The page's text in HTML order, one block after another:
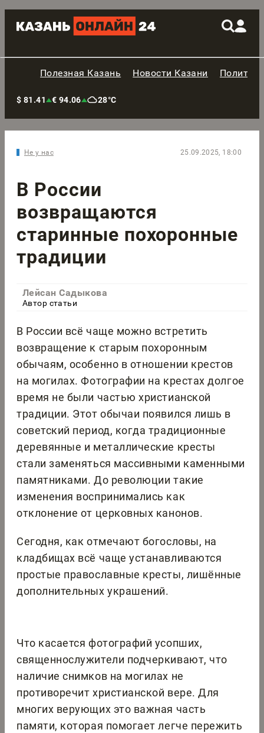
Полезная Казань Новости Казани
$ 81.41 € 94.06 28°C
Не у нас 25.09.2025, 18:00
В России
возвращаются
старинные похоронные
традиции
Лейсан Садыкова
Автор статьи
В России всё чаще можно встретить
возвращение к старым похоронным
обычаям, особенно в отношении крестов
на могилах. Фотографии на крестах долгое
время не были частью христианской
традиции. Этот обычаи появился лишь в
советский период, когда традиционные
деревянные и металлические кресты
стали заменяться массивными каменными
памятниками. До революции такие
изменения воспринимались как
отклонение от церковных канонов.
Сегодня, как отмечают богословы, на
кладбищах всё чаще устанавливаются
простые православные кресты, лишённые
дополнительных украшений.
Что касается фотографий усопших,
священнослужители подчеркивают, что
наличие снимков на могилах не
противоречит христианской вере. Для
многих верующих это важная часть
памяти, которая помогает легче пережить